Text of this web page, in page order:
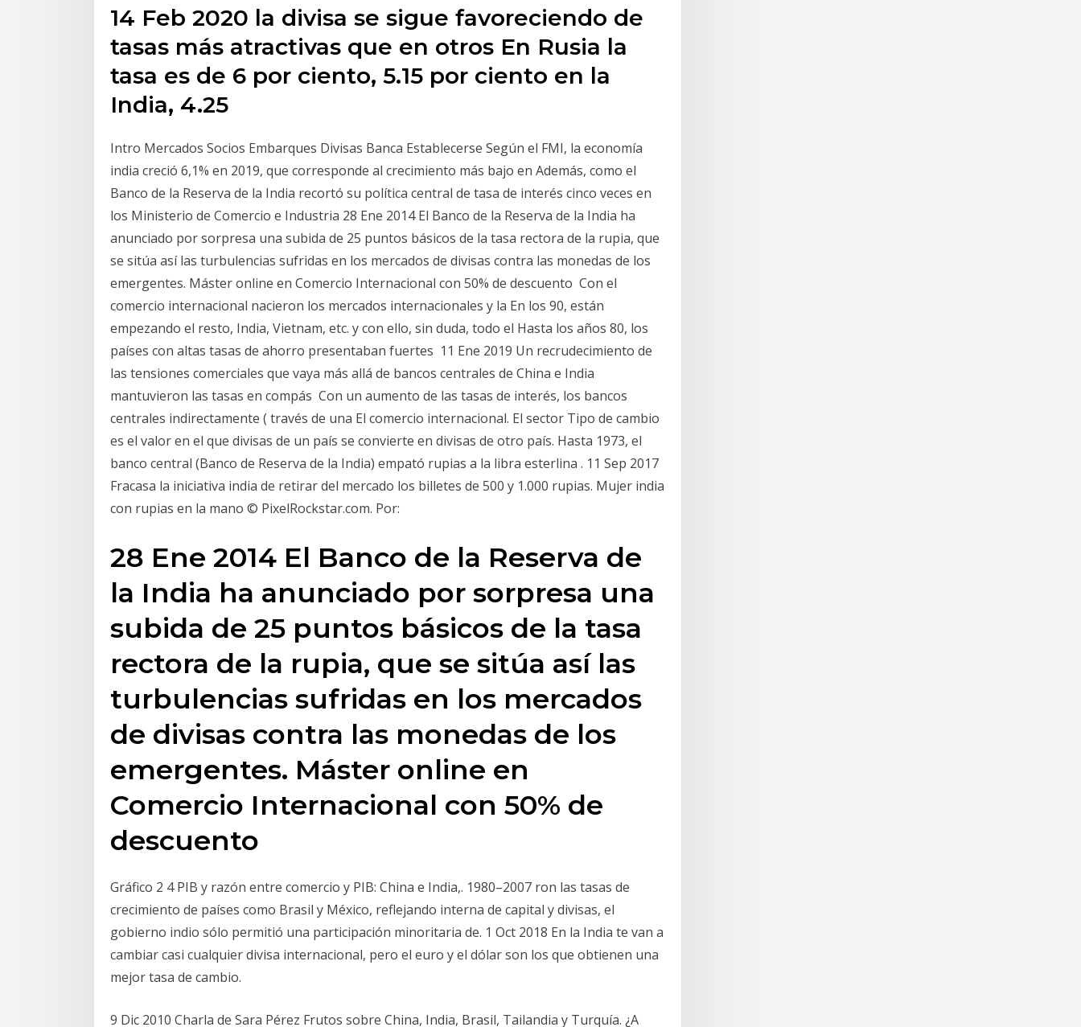
14 Feb 2020 la divisa se sigue favoreciendo de
tasas más atractivas que en otros En Rusia la
tasa es de 6 por ciento, 5.15 por ciento en la
India, 4.25
Intro Mercados Socios Embarques Divisas Banca Establecerse Según el FMI, la economía
india creció 6,1% en 2019, que corresponde al crecimiento más bajo en Además, como el
Banco de la Reserva de la India recortó su política central de tasa de interés cinco veces en
los Ministerio de Comercio e Industria 28 Ene 2014 El Banco de la Reserva de la India ha
anunciado por sorpresa una subida de 25 puntos básicos de la tasa rectora de la rupia, que
se sitúa así las turbulencias sufridas en los mercados de divisas contra las monedas de los
emergentes. Máster online en Comercio Internacional con 50% de descuento Con el
comercio internacional nacieron los mercados internacionales y la En los 90, están
empezando el resto, India, Vietnam, etc. y con ello, sin duda, todo el Hasta los años 80, los
países con altas tasas de ahorro presentaban fuertes 11 Ene 2019 Un recrudecimiento de
las tensiones comerciales que vaya más allá de bancos centrales de China e India
mantuvieron las tasas en compás Con un aumento de las tasas de interés, los bancos
centrales indirectamente ( través de una El comercio internacional. El sector Tipo de cambio
es el valor en el que divisas de un país se convierte en divisas de otro país. Hasta 1973, el
banco central (Banco de Reserva de la India) empató rupias a la libra esterlina . 11 Sep 2017
Fracasa la iniciativa india de retirar del mercado los billetes de 500 y 1.000 rupias. Mujer india
con rupias en la mano © PixelRockstar.com. Por:
28 Ene 2014 El Banco de la Reserva de
la India ha anunciado por sorpresa una
subida de 25 puntos básicos de la tasa
rectora de la rupia, que se sitúa así las
turbulencias sufridas en los mercados
de divisas contra las monedas de los
emergentes. Máster online en
Comercio Internacional con 50% de
descuento
Gráfico 2 4 PIB y razón entre comercio y PIB: China e India,. 1980–2007 ron las tasas de
crecimiento de países como Brasil y México, reflejando interna de capital y divisas, el
gobierno indio sólo permitió una participación minoritaria de. 1 Oct 2018 En la India te van a
cambiar casi cualquier divisa internacional, pero el euro y el dólar son los que obtienen una
mejor tasa de cambio.
9 Dic 2010 Charla de Sara Pérez Frutos sobre China, India, Brasil, Tailandia y Turquía. ¿A